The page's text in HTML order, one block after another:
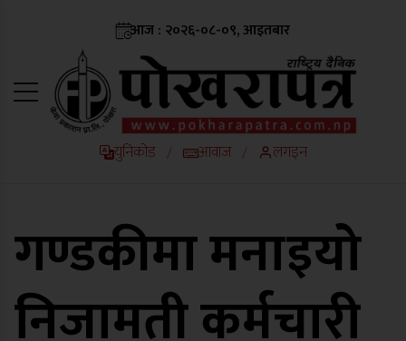
आज : २०२६-०८-०९, आइतबार
युनिकोड / आवाज / लगइन
गण्डकीमा मनाइयो
निजामती कर्मचारी